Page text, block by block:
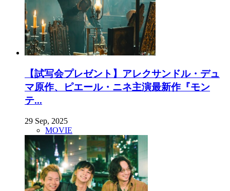
【試写会プレゼント】アレクサンドル・デュ
マ原作、ピエール・ニネ主演最新作『モン
テ...
29 Sep, 2025
MOVIE